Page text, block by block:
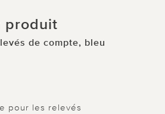
produit
de compte, bleu
pour les relevés